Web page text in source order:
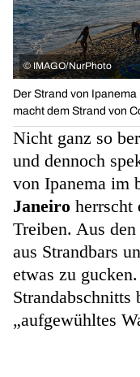
© IMAGO/NurPhoto
Der Strand von
macht dem Strand von
Nicht ganz so
und dennoch
von Ipanema im
Janeiro herrscht
Treiben. Aus den
aus Strandbars
etwas zu
Strandabschnitts
„aufgewühltes